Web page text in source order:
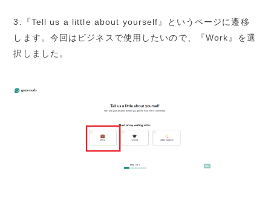
3.『Tell us a little about yourself』というページに遷移
します。今回はビジネスで使用したいので、『Work』を選
択しました。